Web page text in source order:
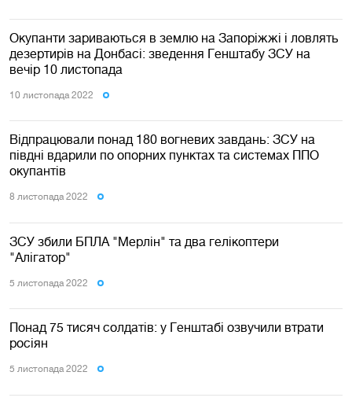
Окупанти зариваються в землю на Запоріжжі і ловлять
дезертирів на Донбасі: зведення Генштабу ЗСУ на
вечір 10 листопада
10 листопада 2022
Відпрацювали понад 180 вогневих завдань: ЗСУ на
півдні вдарили по опорних пунктах та системах ППО
окупантів
8 листопада 2022
ЗСУ збили БПЛА "Мерлін" та два гелікоптери
"Алігатор"
5 листопада 2022
Понад 75 тисяч солдатів: у Генштабі озвучили втрати
росіян
5 листопада 2022